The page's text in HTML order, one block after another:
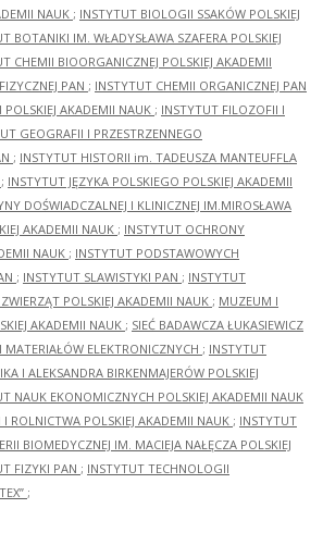
NAUK ; INSTYTUT BIOLOGII SSAKÓW POLSKIEJ
BOTANIKI IM. WŁADYSŁAWA SZAFERA POLSKIEJ
CHEMII BIOORGANICZNEJ POLSKIEJ AKADEMII
PAN ; INSTYTUT CHEMII ORGANICZNEJ PAN
AKADEMII NAUK ; INSTYTUT FILOZOFII I
GEOGRAFII I PRZESTRZENNEGO
; INSTYTUT HISTORII im. TADEUSZA MANTEUFFLA
; INSTYTUT JĘZYKA POLSKIEGO POLSKIEJ AKADEMII
DOŚWIADCZALNEJ I KLINICZNEJ IM.MIROSŁAWA
AKADEMII NAUK ; INSTYTUT OCHRONY
NAUK ; INSTYTUT PODSTAWOWYCH
; INSTYTUT SLAWISTYKI PAN ; INSTYTUT
POLSKIEJ AKADEMII NAUK ; MUZEUM I
AKADEMII NAUK ; SIEĆ BADAWCZA ŁUKASIEWICZ
ELEKTRONICZNYCH ; INSTYTUT
I ALEKSANDRA BIRKENMAJERÓW POLSKIEJ
NAUK EKONOMICZNYCH POLSKIEJ AKADEMII NAUK
ROLNICTWA POLSKIEJ AKADEMII NAUK ; INSTYTUT
BIOMEDYCZNEJ IM. MACIEJA NAŁĘCZA POLSKIEJ
FIZYKI PAN ; INSTYTUT TECHNOLOGII
;